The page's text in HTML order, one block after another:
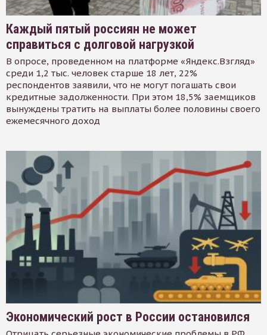
Каждый пятый россиян не может
справиться с долговой нагрузкой
В опросе, проведенном на платформе «Яндекс.Взгляд»
среди 1,2 тыс. человек старше 18 лет, 22%
респондентов заявили, что не могут погашать свои
кредитные задолженности. При этом 18,5% заемщиков
вынуждены тратить на выплаты более половины своего
ежемесячного доход
Экономический рост в России остановился